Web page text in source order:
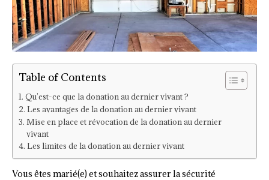
Table of Contents
Qu’est-ce que la donation au dernier vivant ?
Les avantages de la donation au dernier vivant
Mise en place et révocation de la donation au dernier
vivant
Les limites de la donation au dernier vivant
Vous êtes marié(e) et souhaitez assurer la sécurité